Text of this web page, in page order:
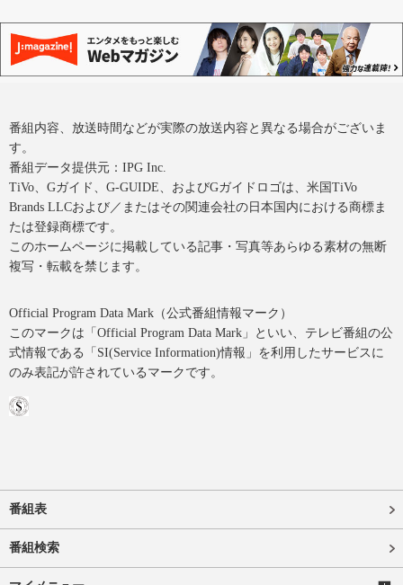
番組内容、放送時間などが実際の放送内容と異なる場合がございま
す。
番組データ提供元：IPG Inc.
TiVo、Gガイド、G-GUIDE、およびGガイドロゴは、米国TiVo
Brands LLCおよび／またはその関連会社の日本国内における商標ま
たは登録商標です。
このホームページに掲載している記事・写真等あらゆる素材の無断
複写・転載を禁じます。
Official Program Data Mark（公式番組情報マーク）
このマークは「Official Program Data Mark」といい、テレビ番組の公
式情報である「SI(Service Information)情報」を利用したサービスに
のみ表記が許されているマークです。
番組表
番組検索